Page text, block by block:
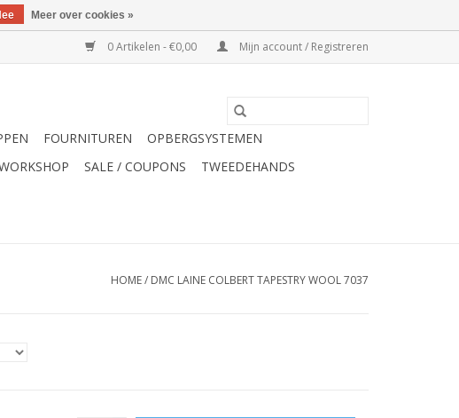
0 Artikelen - €0,00 Mijn account / Registreren
FOURNITUREN
OPBERGSYSTEMEN
SALE / COUPONS
TWEEDEHANDS
HOME/ DMC LAINE COLBERT TAPESTRY WOOL 7037
Meer over cookies »